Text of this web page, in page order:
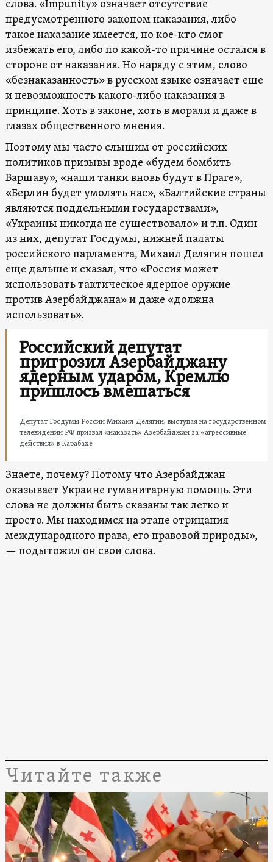
слова. «Impunity» означает отсутствие
предусмотренного законом наказания, либо
такое наказание имеется, но кое-кто смог
избежать его, либо по какой-то причине остался в
стороне от наказания. Но наряду с этим, слово
«безнаказанность» в русском языке означает еще
и невозможность какого-либо наказания в
принципе. Хоть в законе, хоть в морали и даже в
глазах общественного мнения.
Поэтому мы часто слышим от российских
политиков призывы вроде «будем бомбить
Варшаву», «наши танки вновь будут в Праге»,
«Берлин будет умолять нас», «Балтийские страны
являются поддельными государствами»,
«Украины никогда не существовало» и т.п. Один
из них, депутат Госдумы, нижней палаты
российского парламента, Михаил Делягин пошел
еще дальше и сказал, что «Россия может
использовать тактическое ядерное оружие
против Азербайджана» и даже «должна
использовать».
Российский депутат
пригрозил Азербайджану
ядерным ударом, Кремлю
пришлось вмешаться
Депутат Госдумы России Михаил Делягин, выступая на государственном
телевидении РФ, призвал «наказать» Азербайджан за «агрессивные
действия» в Карабахе
Знаете, почему? Потому что Азербайджан
оказывает Украине гуманитарную помощь. Эти
слова не должны быть сказаны так легко и
просто. Мы находимся на этапе отрицания
международного права, его правовой природы»,
— подытожил он свои слова.
Читайте также